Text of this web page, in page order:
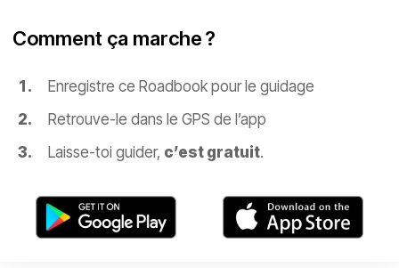
Comment ça marche ?
Enregistre ce Roadbook pour le guidage
Retrouve-le dans le GPS de l’app
Laisse-toi guider, c’est gratuit.